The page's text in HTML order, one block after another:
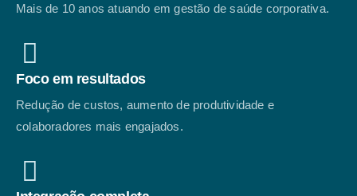
Mais de 10 anos atuando em gestão de saúde corporativa.
Foco em resultados
Redução de custos, aumento de produtividade e
colaboradores mais engajados.